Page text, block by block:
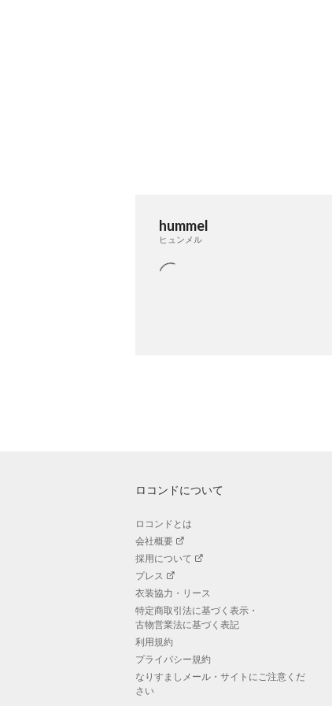
hummel
ヒュンメル
ロコンドについて
ロコンドとは
会社概要
採用について
プレス
衣装協力・リース
特定商取引法に基づく表示・
古物営業法に基づく表記
利用規約
プライバシー規約
なりすましメール・サイトにご注意くだ
さい